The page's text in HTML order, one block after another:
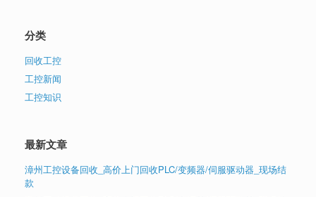
分类
回收工控
工控新闻
工控知识
最新文章
漳州工控设备回收_高价上门回收PLC/变频器/伺服驱动器_现场结
款